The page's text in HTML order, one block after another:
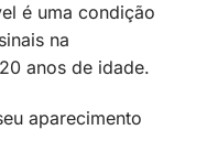
é uma condição
na
anos de idade.
aparecimento